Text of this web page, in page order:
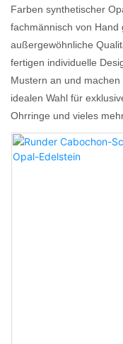
Farben synthetischer
fachmännisch von Hand
außergewöhnliche
fertigen individuelle
Mustern an und
idealen Wahl für
Ohrringe und vieles